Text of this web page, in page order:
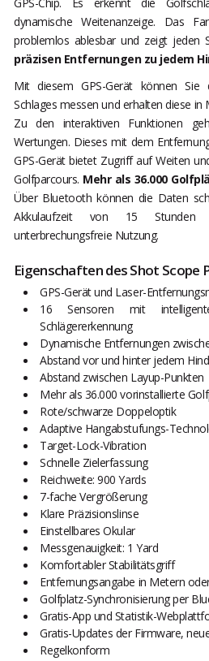
dynamische Weitenanzeige. Das
problemlos ablesbar und zeigt jeden
präzisen Entfernungen zu jedem
Mit diesem GPS-Gerät können Sie
Schlages messen und erhalten diese in
Zu den interaktiven Funktionen
Wertungen. Dieses mit dem
GPS-Gerät bietet Zugriff auf Weiten
Golfparcours. Mehr als 36.000
Über Bluetooth können die Daten
Akkulaufzeit von 15 Stunden
unterbrechungsfreie Nutzung.
Eigenschaften des Shot Scope
GPS-Gerät und Laser-
16 Sensoren mit
Schlägererkennung
Dynamische Entfernungen
Abstand vor und hinter jedem
Abstand zwischen Layup-Punkten
Mehr als 36.000 vorinstallierte
Rote/schwarze Doppeloptik
Adaptive Hangabstufungs-
Target-Lock-Vibration
Schnelle Zielerfassung
Reichweite: 900 Yards
7-fache Vergrößerung
Klare Präzisionslinse
Einstellbares Okular
Messgenauigkeit: 1 Yard
Komfortabler Stabilitätsgriff
Entfernungsangabe in Metern
Golfplatz-Synchronisierung per
Gratis-App und Statistik-
Gratis-Updates der Firmware,
Regelkonform